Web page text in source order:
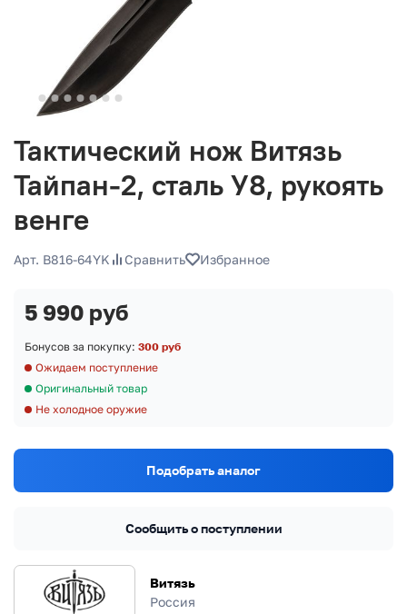
Тактический нож Витязь
Тайпан-2, сталь У8, рукоять
венге
Арт. B816-64YK Сравнить Избранное
Витязь
Россия
5 990 руб
Бонусов за покупку: 300 руб
Ожидаем поступление
Оригинальный товар
Не холодное оружие
Подобрать аналог
Сообщить о поступлении